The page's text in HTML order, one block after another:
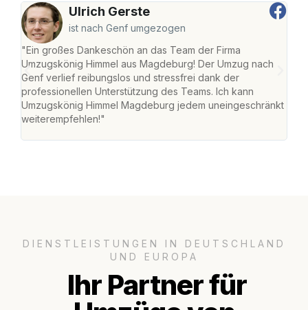
Ulrich Gerste
ist nach Genf umgezogen
"Ein großes Dankeschön an das Team der Firma
Umzugskönig Himmel aus Magdeburg! Der Umzug nach
Genf verlief reibungslos und stressfrei dank der
professionellen Unterstützung des Teams. Ich kann
Umzugskönig Himmel Magdeburg jedem uneingeschränkt
weiterempfehlen!"
DIENSTLEISTUNGEN IN DEUTSCHLAND
UND EUROPA
Ihr Partner für